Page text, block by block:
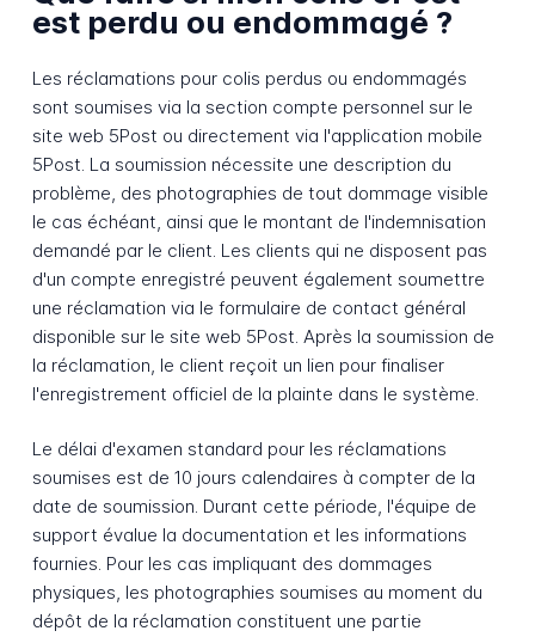
est perdu ou endommagé ?
Les réclamations pour colis perdus ou endommagés
sont soumises via la section compte personnel sur le
site web 5Post ou directement via l'application mobile
5Post. La soumission nécessite une description du
problème, des photographies de tout dommage visible
le cas échéant, ainsi que le montant de l'indemnisation
demandé par le client. Les clients qui ne disposent pas
d'un compte enregistré peuvent également soumettre
une réclamation via le formulaire de contact général
disponible sur le site web 5Post. Après la soumission de
la réclamation, le client reçoit un lien pour finaliser
l'enregistrement officiel de la plainte dans le système.
Le délai d'examen standard pour les réclamations
soumises est de 10 jours calendaires à compter de la
date de soumission. Durant cette période, l'équipe de
support évalue la documentation et les informations
fournies. Pour les cas impliquant des dommages
physiques, les photographies soumises au moment du
dépôt de la réclamation constituent une partie